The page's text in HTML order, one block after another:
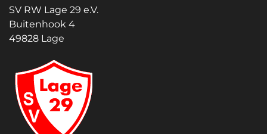
SV RW Lage 29 e.V.
Buitenhook 4
49828 Lage